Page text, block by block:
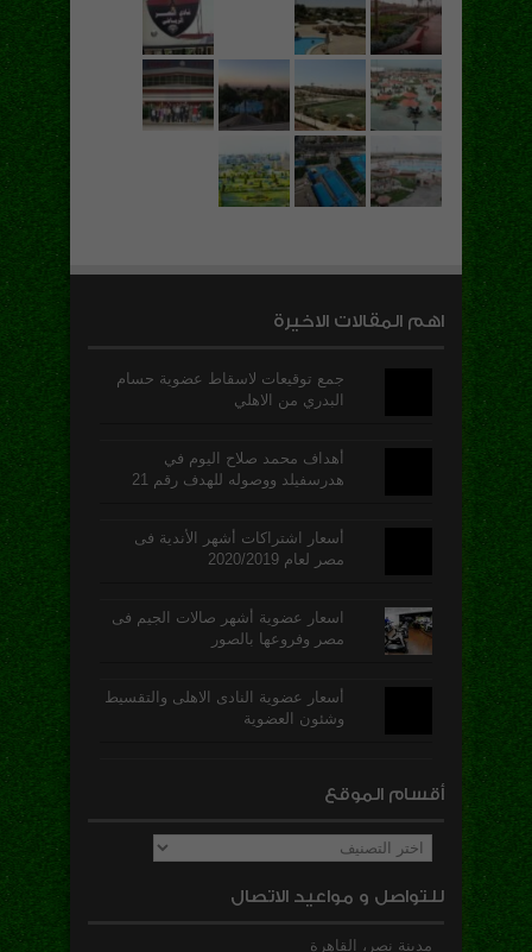
اهم المقالات الاخيرة
جمع توقيعات لاسقاط عضوية حسام
البدري من الاهلي
أهداف محمد صلاح اليوم في
هدرسفيلد ووصوله للهدف رقم 21
أسعار اشتراكات أشهر الأندية فى
مصر لعام 2020/2019
اسعار عضوية أشهر صالات الجيم فى
مصر وفروعها بالصور
أسعار عضوية النادى الاهلى والتقسيط
وشئون العضوية
أقسام الموقع
أقسام
الموقع
للتواصل و مواعيد الاتصال
مدينة نصر، القاهرة